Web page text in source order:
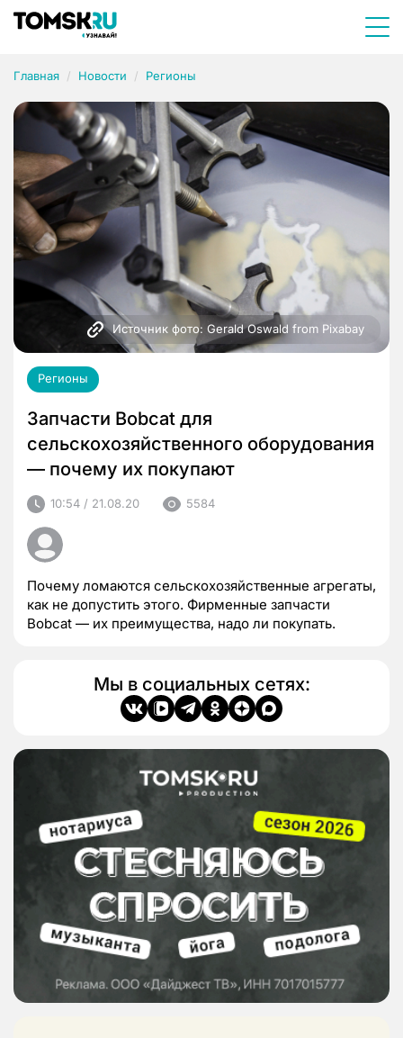
Главная Новости Регионы
Источник фото: Gerald Oswald from Pixabay
Регионы
Запчасти Bobcat для
сельскохозяйственного оборудования
— почему их покупают
10:54 / 21.08.20 5584
Почему ломаются сельскохозяйственные агрегаты,
как не допустить этого. Фирменные запчасти
Bobcat — их преимущества, надо ли покупать.
Мы в социальных сетях: